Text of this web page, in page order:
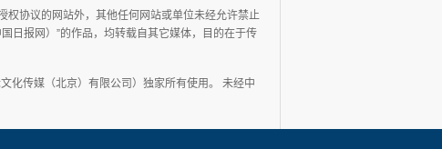
权协议的网站外，其他任何网站或单位未经允许禁止
日报网）”的作品，均转载自其它媒体，目的在于传
化传媒（北京）有限公司）独家所有使用。 未经中